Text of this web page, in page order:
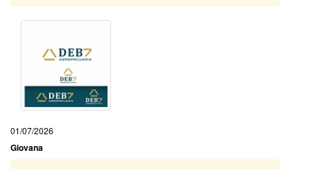
01/07/2026
Giovana